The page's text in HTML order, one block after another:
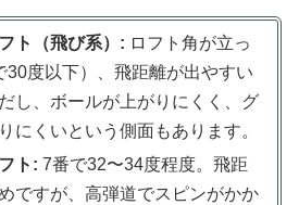
ト（飛び系）: ロフト角が立っ
30度以下）、飛距離が出やすい
し、ボールが上がりにくく、グ
にくいという側面もあります。
ト: 7番で32〜34度程度。飛距
ですが、高弾道でスピンがかか